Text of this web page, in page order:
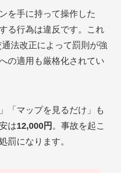
を手に持って操作した
る行為は違反です。これ
法改正によって罰則が強
の適用も厳格化されてい
「マップを見るだけ」も
は12,000円 。事故を起こ
罰になります。